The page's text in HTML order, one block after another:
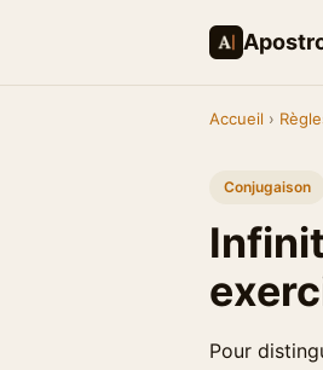
Accueil ›
Conjugaison
Pour